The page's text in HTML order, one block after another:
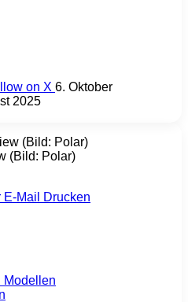
on X 6. Oktober
2025
(Bild: Polar)
Mail
Drucken
Modellen